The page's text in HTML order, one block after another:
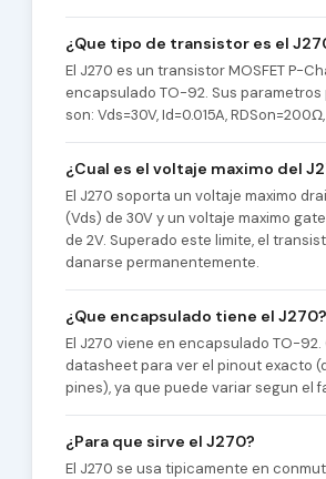
¿Que tipo de transistor es el
El J270 es un transistor MOSFET P-
encapsulado TO-92. Sus
son: Vds=30V, Id=0.015A,
¿Cual es el voltaje maximo del
El J270 soporta un voltaje maximo
(Vds) de 30V y un voltaje maximo
de 2V. Superado este limite, el
danarse permanentemente.
¿Que encapsulado tiene el J270?
El J270 viene en encapsulado TO-
datasheet para ver el pinout exacto
pines), ya que puede variar segun el
¿Para que sirve el J270?
El J270 se usa tipicamente en